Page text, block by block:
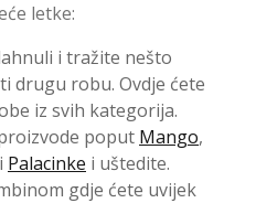
letke:
i tražite nešto
drugu robu. Ovdje ćete
iz svih kategorija.
poput Mango,
i Palacinke i uštedite.
gdje ćete uvijek